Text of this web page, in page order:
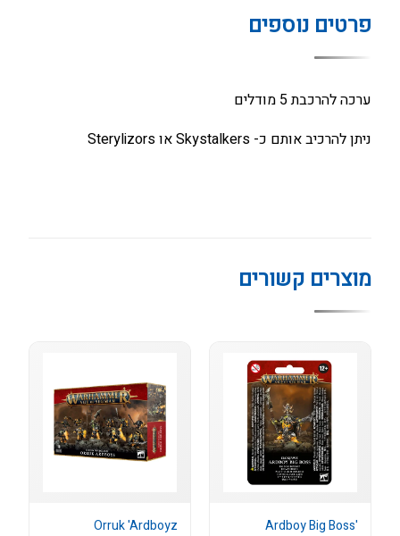
פרטים נוספים
ערכה להרכבת 5 מודלים
ניתן להרכיב אותם כ- Skystalkers או Sterylizors
מוצרים קשורים
'Ardboy Big Boss
Orruk 'Ardboyz